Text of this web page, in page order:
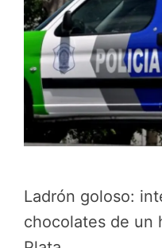
Ladrón goloso:
chocolates de un